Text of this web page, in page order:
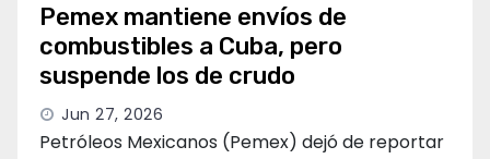
Pemex mantiene envíos de
combustibles a Cuba, pero
suspende los de crudo
Jun 27, 2026
Petróleos Mexicanos (Pemex) dejó de reportar